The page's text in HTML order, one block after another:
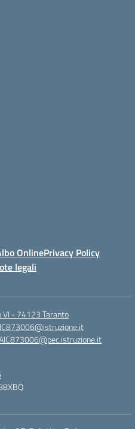
OnlinePrivacy Policy
legali
VI - 74123 Taranto